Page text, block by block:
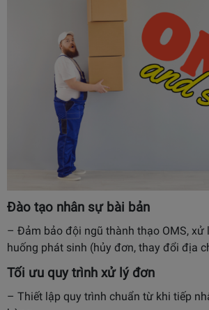
Đào tạo nhân sự bài bản
– Đảm bảo đội ngũ thành thạo OMS, xử
huống phát sinh (hủy đơn, thay đổi địa
Tối ưu quy trình xử lý đơn
– Thiết lập quy trình chuẩn từ khi tiếp